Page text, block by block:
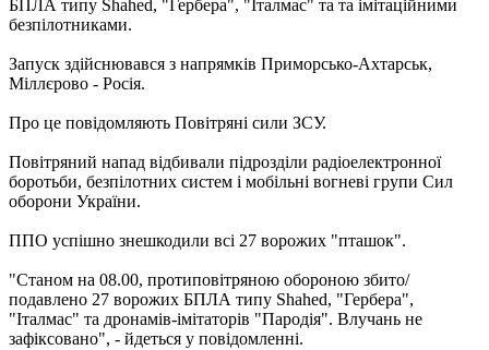
БПЛА типу Shahed, "Гербера", "Італмас" та та імітаційними
безпілотниками.
Запуск здійснювався з напрямків Приморсько-Ахтарськ,
Міллєрово - Росія.
Про це повідомляють Повітряні сили ЗСУ.
Повітряний напад відбивали підрозділи радіоелектронної
боротьби, безпілотних систем і мобільні вогневі групи Сил
оборони України.
ППО успішно знешкодили всі 27 ворожих "пташок".
"Станом на 08.00, протиповітряною обороною збито/
подавлено 27 ворожих БПЛА типу Shahed, "Гербера",
"Італмас" та дронамів-імітаторів "Пародія". Влучань не
зафіксовано", - йдеться у повідомленні.